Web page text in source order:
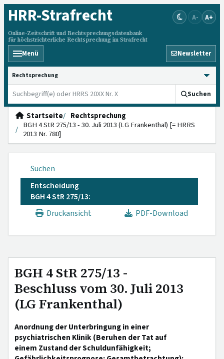
HRR-Strafrecht
Online-Zeitschrift und Rechtsprechungsdatenbank
für höchstrichterliche Rechtsprechung im Strafrecht
A- A+
Menü Newsletter
HRRS durchsuchen
Suchen
Startseite
Rechtsprechung
BGH 4 StR 275/13 - 30. Juli 2013 (LG Frankenthal) [= HRRS
2013 Nr. 780]
Suchen
Entscheidung
BGH 4 StR 275/13:
Druckansicht
PDF-Download
BGH 4 StR 275/13 -
Beschluss vom 30. Juli 2013
(LG Frankenthal)
Anordnung der Unterbringung in einer
psychiatrischen Klinik (Beruhen der Tat auf
einem Zustand der Schuldunfähigkeit;